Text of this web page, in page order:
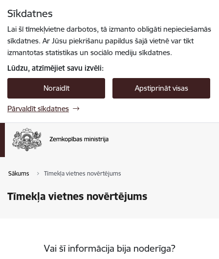
Sīkdatnes
Lai šī tīmekļvietne darbotos, tā izmanto obligāti nepieciešamās
sīkdatnes. Ar Jūsu piekrišanu papildus šajā vietnē var tikt
izmantotas statistikas un sociālo mediju sīkdatnes.
Lūdzu, atzīmējiet savu izvēli:
Noraidīt Apstiprināt visas
Pārvaldīt sīkdatnes
Sākums Tīmekļa vietnes novērtējums
Tīmekļa vietnes novērtējums
Vai šī informācija bija noderīga?